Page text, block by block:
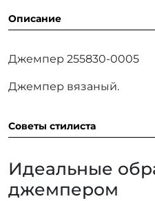
Советы стилиста
Идеальные
джемпером
Описание
Джемпер 255830-0005
Джемпер вязаный.